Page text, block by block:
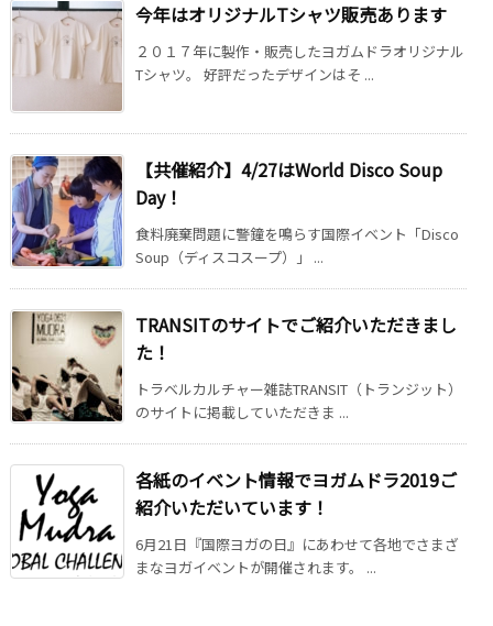
今年はオリジナルTシャツ販売あります
２０１７年に製作・販売したヨガムドラオリジナル
Tシャツ。 好評だったデザインはそ ...
【共催紹介】4/27はWorld Disco Soup
Day！
食料廃棄問題に警鐘を鳴らす国際イベント「Disco
Soup（ディスコスープ）」 ...
TRANSITのサイトでご紹介いただきまし
た！
トラベルカルチャー雑誌TRANSIT（トランジット）
のサイトに掲載していただきま ...
各紙のイベント情報でヨガムドラ2019ご
紹介いただいています！
6月21日『国際ヨガの日』にあわせて各地でさまざ
まなヨガイベントが開催されます。 ...